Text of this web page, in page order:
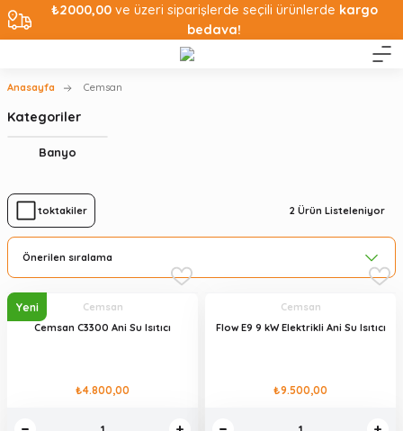
₺2000,00ve üzeri siparişlerde seçili ürünlerde kargo
bedava!
Anasayfa Cemsan
Kategoriler
Banyo
Stoktakiler 2 Ürün Listeleniyor
Yeni
Cemsan
Cemsan C3300 Ani Su Isıtıcı
₺4.800,00
Cemsan
Flow E9 9 kW Elektrikli Ani Su Isıtıcı
₺9.500,00